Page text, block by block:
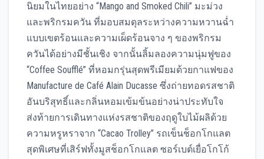
นิยมในไทยอย่าง “Mango and Smoked Chili” มะม่วง
และพริกรมควัน ที่มอบสมดุลระหว่างความหวานฉ่ำ
แบบเขตร้อนและความเผ็ดร้อนจาง ๆ ของพริกรม
ควันได้อย่างมีชั้นเชิง จากนั้นลิ้มลองความนุ่มฟูของ
“Coffee Soufflé” ที่หอมกรุ่นสุดพรีเมียมด้วยกาแฟของ
Manufacture de Café Alain Ducasse ซึ่งถ่ายทอดรสชาติ
อันบริสุทธิ์และกลิ่นหอมเข้มข้นอย่างน่าประทับใจ
ส่งท้ายการเดินทางแห่งรสชาติของฤดูใบไม้ผลิด้วย
ความหรูหราจาก “Cacao Trolley” รถเข็นช็อกโกแลต
สุดพิเศษที่เสิร์ฟทั้งมูสช็อกโกแลต ซอร์เบต์เยื่อโกโก้